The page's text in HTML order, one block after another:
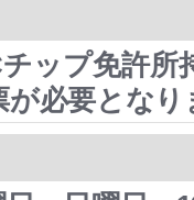
ップ免許所
必要となり